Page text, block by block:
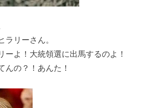
ラリーさん。
ーよ！大統領選に出馬するのよ！
んの？！あんた！